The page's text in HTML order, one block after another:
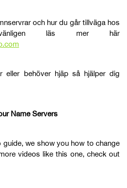
och hur du går tillväga hos
läs mer här
eller behöver hjäp så hjälper dig
Name Servers
we show you how to change
videos like this one, check out